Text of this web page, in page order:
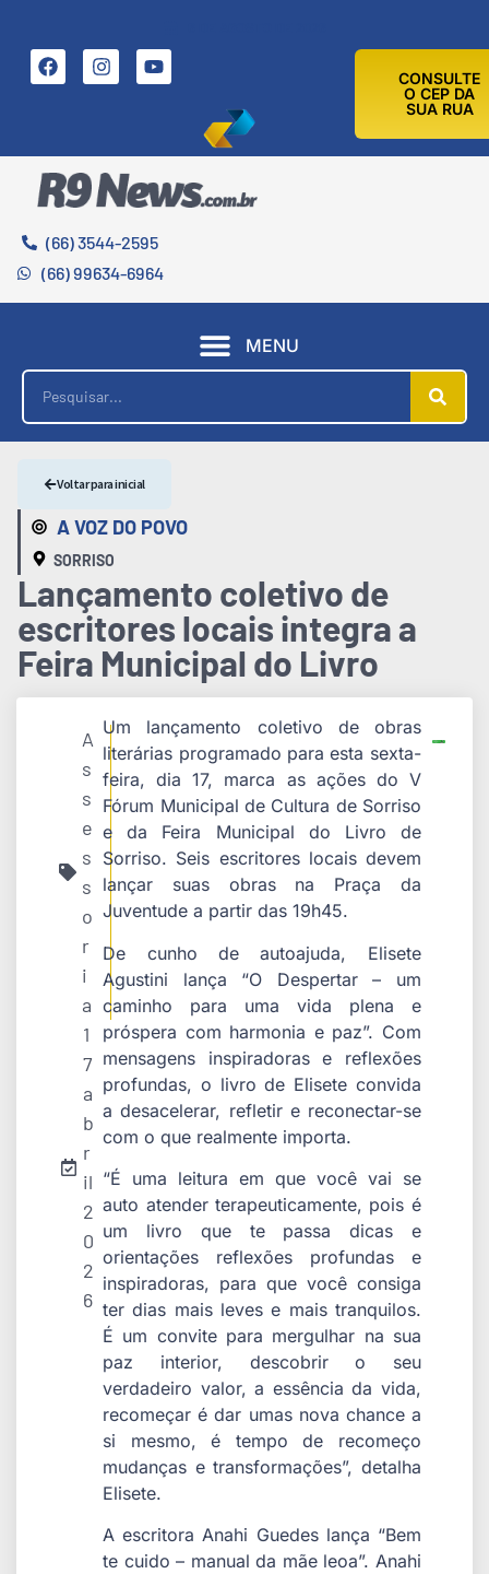
CONSULTE
O CEP DA
SUA RUA
(66) 3544-2595
(66) 99634-6964
MENU
A VOZ DO POVO
SORRISO
Voltar para inicial
Lançamento coletivo de
escritores locais integra a
Feira Municipal do Livro
A
s
s
e
s
s
o
r
i
a
1
7
a
b
r
il
2
0
2
6
Um lançamento coletivo de obras
literárias programado para esta sexta-
feira, dia 17, marca as ações do V
Fórum Municipal de Cultura de Sorriso
e da Feira Municipal do Livro de
Sorriso. Seis escritores locais devem
lançar suas obras na Praça da
Juventude a partir das 19h45.
De cunho de autoajuda, Elisete
Agustini lança “O Despertar – um
caminho para uma vida plena e
próspera com harmonia e paz”. Com
mensagens inspiradoras e reflexões
profundas, o livro de Elisete convida
a desacelerar, refletir e reconectar-se
com o que realmente importa.
“É uma leitura em que você vai se
auto atender terapeuticamente, pois é
um livro que te passa dicas e
orientações reflexões profundas e
inspiradoras, para que você consiga
ter dias mais leves e mais tranquilos.
É um convite para mergulhar na sua
paz interior, descobrir o seu
verdadeiro valor, a essência da vida,
recomeçar é dar umas nova chance a
si mesmo, é tempo de recomeço
mudanças e transformações”, detalha
Elisete.
A escritora Anahi Guedes lança “Bem
te cuido – manual da mãe leoa”. Anahi